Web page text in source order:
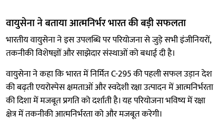
वायुसेना ने बताया आत्मनिर्भर भारत की बड़ी सफलता
भारतीय वायुसेना ने इस उपलब्धि पर परियोजना से जुड़े सभी इंजीनियरों,
तकनीकी विशेषज्ञों और साझेदार संस्थाओं को बधाई दी है।
वायुसेना ने कहा कि भारत में निर्मित C-295 की पहली सफल उड़ान देश
की बढ़ती एयरोस्पेस क्षमताओं और स्वदेशी रक्षा उत्पादन में आत्मनिर्भरता
की दिशा में मजबूत प्रगति को दर्शाती है। यह परियोजना भविष्य में रक्षा
क्षेत्र में तकनीकी आत्मनिर्भरता को और मजबूत करेगी।